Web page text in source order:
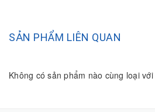
SẢN PHẨM LIÊN QUAN
Không có sản phẩm nào cùng loại